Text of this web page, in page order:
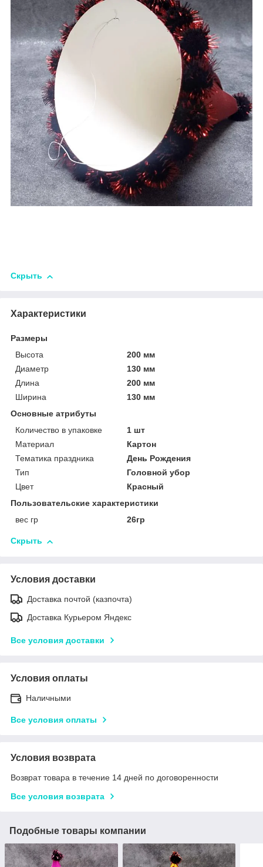
Скрыть
Характеристики
Размеры
Высота
200 мм
Диаметр
130 мм
Длина
200 мм
Ширина
130 мм
Основные атрибуты
Количество в упаковке
1 шт
Материал
Картон
Тематика праздника
День Рождения
Тип
Головной убор
Цвет
Красный
Пользовательские характеристики
вес гр
26гр
Скрыть
Условия доставки
Доставка почтой (казпочта)
Доставка Курьером Яндекс
Все условия доставки
Условия оплаты
Наличными
Все условия оплаты
Условия возврата
Возврат товара в течение 14 дней по договоренности
Все условия возврата
Подобные товары компании